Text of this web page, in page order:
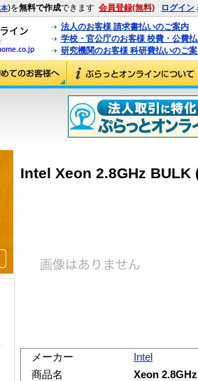
本)を無料で作成できます 会員登録(無料) ログイン
法人のお客様 請求書払いのご案内
学校・官公庁のお客様 校費・公費
研究機関のお客様 科研費払いのご
Intel Xeon 2.8GHz BULK
メーカー
Intel
商品名
Xeon